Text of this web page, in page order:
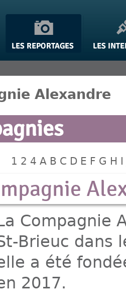
Alexandre
1 2 4 A B C D E F G H
Compagnie
Brieuc dans
a été
2017.